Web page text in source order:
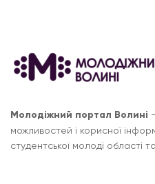
Молодіжний портал Волині
можливостей і корисної
студентської молоді області